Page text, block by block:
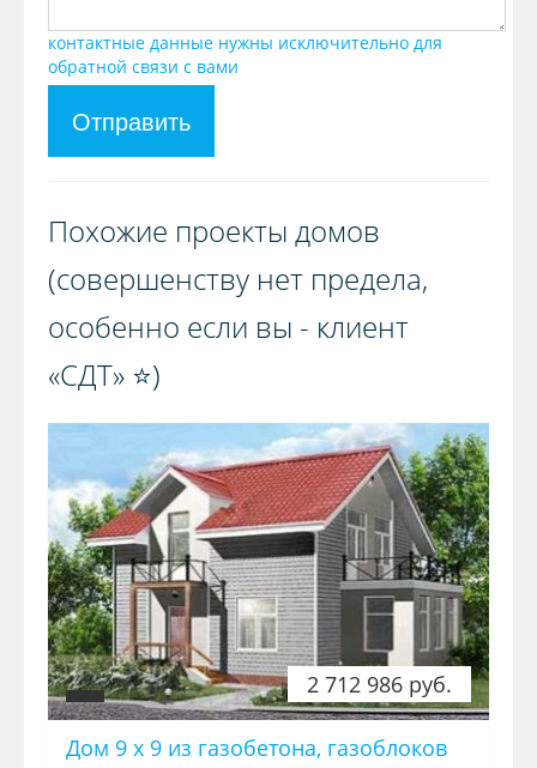
контактные данные нужны исключительно для
обратной связи с вами
Отправить
Похожие проекты домов
(совершенству нет предела,
особенно если вы - клиент
«СДТ» ⭐️)️
2 712 986 руб.
Дом 9 х 9 из газобетона, газоблоков